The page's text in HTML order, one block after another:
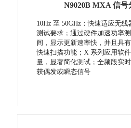
N9020B MXA 信号
10Hz 至 50GHz；快速适应无
测试要求；通过硬件加速功率
间，显示更新速率快，并且具
快速扫描功能；X 系列应用软
量，显著简化测试；全频段实
获偶发或瞬态信号